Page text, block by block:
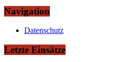
Navigation
Datenschutz
Letzte Einsätze